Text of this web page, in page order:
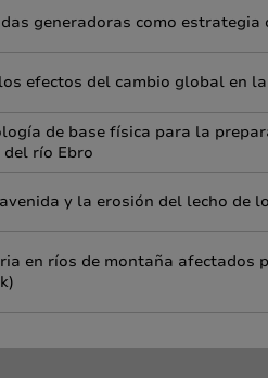
generadoras como
efectos del cambio global en
de base física para la
río Ebro
y la erosión del lecho de
en ríos de montaña